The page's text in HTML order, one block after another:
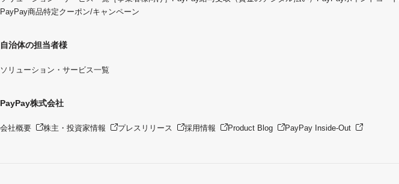
PayPay商品特定クーポン/キャンペーン
自治体の担当者様
ソリューション・サービス一覧
PayPay株式会社
会社概要 株主・投資家情報 プレスリリース 採用情報 Product Blog PayPay Inside-Out